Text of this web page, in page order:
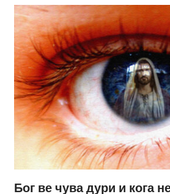
Бог ве чува дури и кога